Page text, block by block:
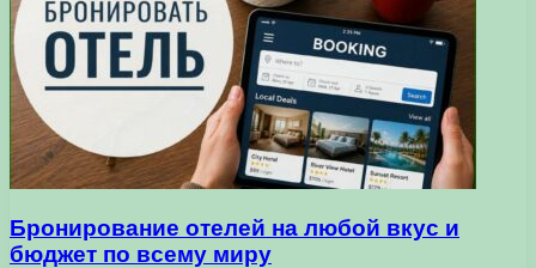
Бронирование отелей на любой вкус и
бюджет по всему миру